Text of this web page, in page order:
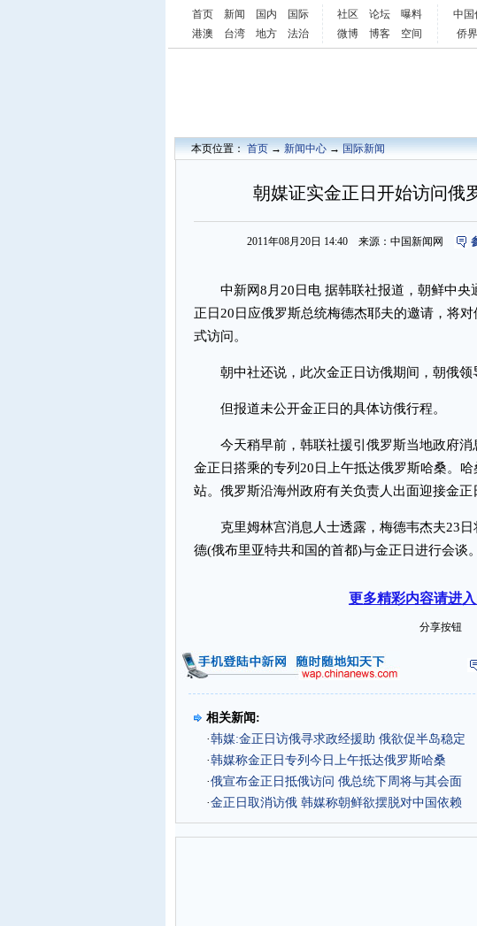
首页 新闻 国内
国际
港澳
台湾 地方 法治
社区 论坛
曝料
微博
博客 空间
中国
侨界
本页位置：首页→新闻中心→国际新闻
朝媒证实金正日开始访问俄
2011年08月20日 14:40 来源：中国新闻网
中新网8月20日电 据韩联社报道，朝鲜中央
正日20日应俄罗斯总统梅德杰耶夫的邀请，将
式访问。
朝中社还说，此次金正日访俄期间，朝俄领
但报道未公开金正日的具体访俄行程。
今天稍早前，韩联社援引俄罗斯当地政府消
金正日搭乘的专列20日上午抵达俄罗斯哈桑。
站。俄罗斯沿海州政府有关负责人出面迎接金正
克里姆林宫消息人士透露，梅德韦杰夫23日
德(俄布里亚特共和国的首都)与金正日进行会谈。
更多精彩内容请进
分享按钮
相关新闻:
·韩媒:金正日访俄寻求政经援助 俄欲促半岛稳定
·韩媒称金正日专列今日上午抵达俄罗斯哈桑
·俄宣布金正日抵俄访问 俄总统下周将与其会面
·金正日取消访俄 韩媒称朝鲜欲摆脱对中国依赖